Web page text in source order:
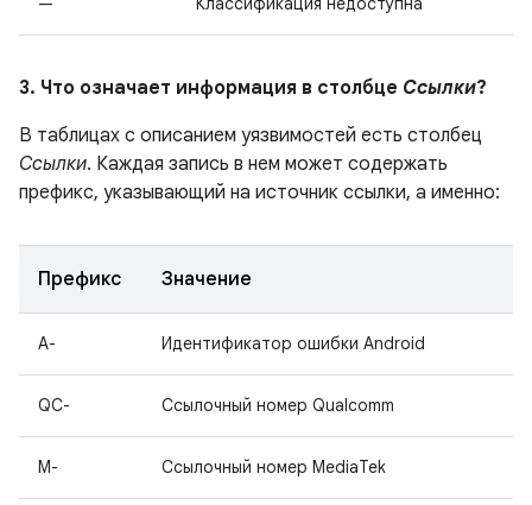
3. Что означает информация в столбце Ссылки?
В таблицах с описанием уязвимостей есть столбец
Ссылки. Каждая запись в нем может содержать
префикс, указывающий на источник ссылки, а именно:
Префикс Значение
A- Идентификатор ошибки Android
QC- Ссылочный номер Qualcomm
M- Ссылочный номер MediaTek